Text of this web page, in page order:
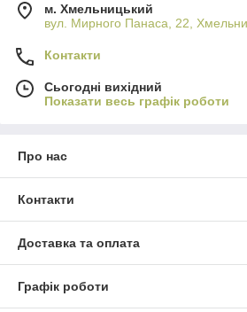
м. Хмельницький
вул. Мирного Панаса, 22,
Контакти
Сьогодні вихідний
Показати весь графік роботи
Про нас
Контакти
Доставка та оплата
Графік роботи